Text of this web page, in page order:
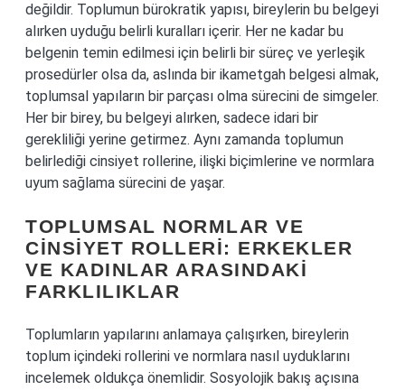
değildir. Toplumun bürokratik yapısı, bireylerin bu belgeyi
alırken uyduğu belirli kuralları içerir. Her ne kadar bu
belgenin temin edilmesi için belirli bir süreç ve yerleşik
prosedürler olsa da, aslında bir ikametgah belgesi almak,
toplumsal yapıların bir parçası olma sürecini de simgeler.
Her bir birey, bu belgeyi alırken, sadece idari bir
gerekliliği yerine getirmez. Aynı zamanda toplumun
belirlediği cinsiyet rollerine, ilişki biçimlerine ve normlara
uyum sağlama sürecini de yaşar.
TOPLUMSAL NORMLAR VE
CINSIYET ROLLERI: ERKEKLER
VE KADINLAR ARASINDAKI
FARKLILIKLAR
Toplumların yapılarını anlamaya çalışırken, bireylerin
toplum içindeki rollerini ve normlara nasıl uyduklarını
incelemek oldukça önemlidir. Sosyolojik bakış açısına